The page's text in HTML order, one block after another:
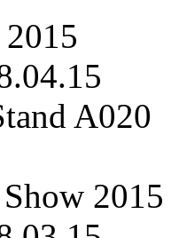
A020
2015